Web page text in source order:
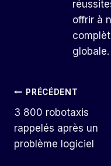
offrir à
globale.
Navigation
De
L’article
PRÉCÉDENT
3 800 robotaxis
rappelés après un
problème logiciel